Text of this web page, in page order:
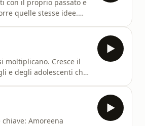
con il proprio passato e
quelle stesse idee.
moltiplicano. Cresce il
e degli adolescenti che,
Amoreena